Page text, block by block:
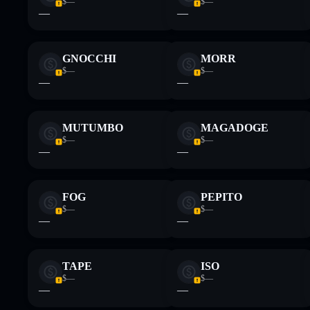
— —
GNOCCHI
$—
—
MORR
$—
—
MUTUMBO
$—
—
MAGADOGE
$—
—
FOG
$—
—
PEPITO
$—
—
TAPE
$—
—
ISO
$—
—